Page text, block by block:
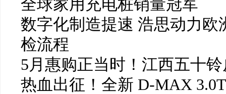
全球家用充电桩销量冠军
数字化制造提速 浩思动力
检流程
5月惠购正当时！江西五十
热血出征！全新 D-MAX